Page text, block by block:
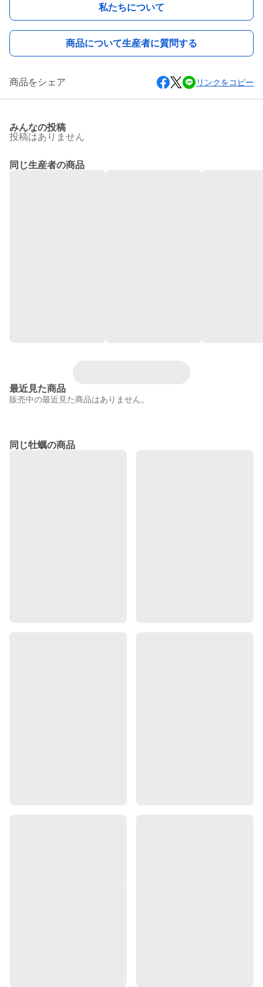
私たちについて
商品について生産者に質問する
商品をシェア リンクをコピー
みんなの投稿
投稿はありません
同じ生産者の商品
最近見た商品
販売中の最近見た商品はありません。
同じ牡蠣の商品